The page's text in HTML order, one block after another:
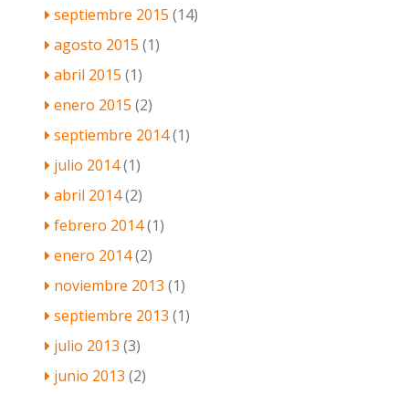
septiembre 2015 (14)
agosto 2015 (1)
abril 2015 (1)
enero 2015 (2)
septiembre 2014(1)
julio 2014(1)
abril 2014(2)
febrero 2014(1)
enero 2014(2)
noviembre 2013 (1)
septiembre 2013 (1)
julio 2013 (3)
junio 2013 (2)